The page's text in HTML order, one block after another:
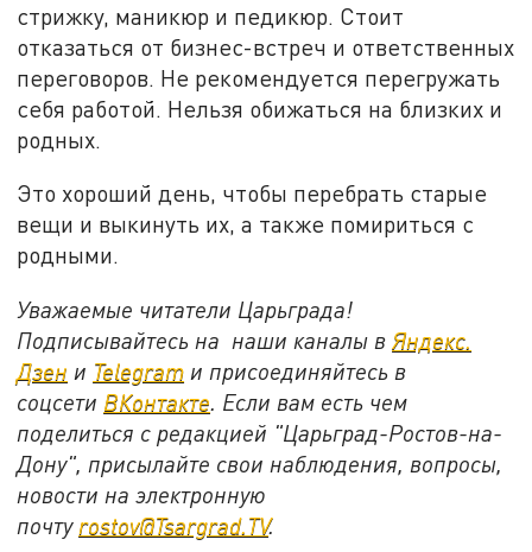
стрижку, маникюр и педикюр. Стоит
отказаться от бизнес-встреч и ответственных
переговоров. Не рекомендуется перегружать
себя работой. Нельзя обижаться на близких и
родных.
Это хороший день, чтобы перебрать старые
вещи и выкинуть их, а также помириться с
родными.
Уважаемые читатели Царьграда!
Подписывайтесь на наши каналы вЯндекс.
Дзен и Telegram и присоединяйтесь в
соцсети ВКонтакте. Если вам есть чем
поделиться с редакцией "Царьград-Ростов-на-
Дону", присылайте свои наблюдения, вопросы,
новости на электронную
почту rostov@Tsargrad.ТV.